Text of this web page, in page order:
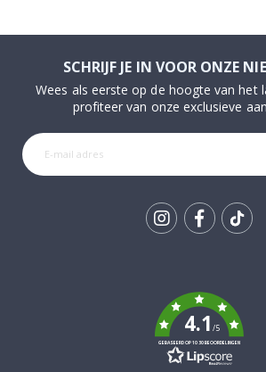
SCHRIJF JE IN VOOR ONZE
Wees als eerste op de hoogte van het
profiteer van onze exclusieve
4.1/5
GEBASEERD OP 1030 BEOORDELINGEN